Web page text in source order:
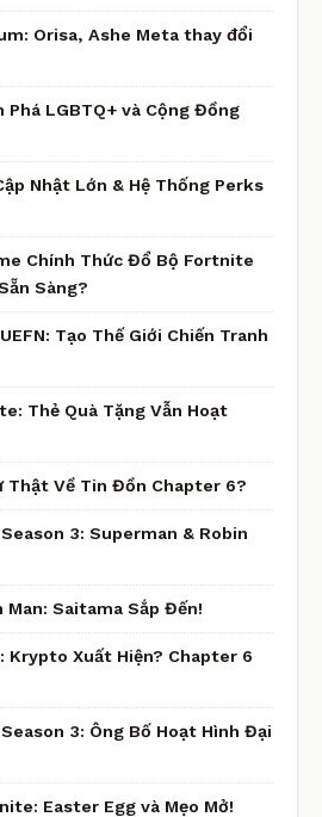
Orisa, Ashe Meta thay đổi
LGBTQ+ và Cộng Đồng
Nhật Lớn & Hệ Thống Perks
Chính Thức Đổ Bộ Fortnite
Sàng?
Tạo Thế Giới Chiến Tranh
Thẻ Quà Tặng Vẫn Hoạt
Thật Về Tin Đồn Chapter 6?
3: Superman & Robin
Saitama Sắp Đến!
Krypto Xuất Hiện? Chapter 6
3: Ông Bố Hoạt Hình Đại
Easter Egg và Mẹo Mở!